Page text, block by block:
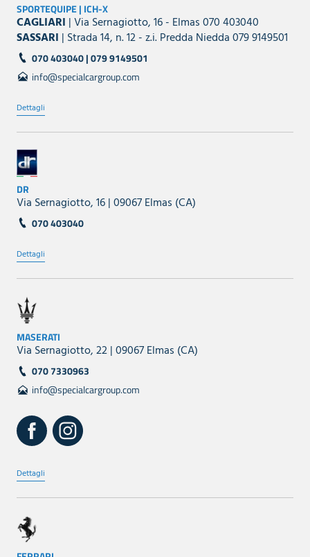
SPORTEQUIPE | ICH-X
CAGLIARI | Via Sernagiotto, 16 - Elmas 070 403040
SASSARI | Strada 14, n. 12 - z.i. Predda Niedda 079 9149501
070 403040 | 079 9149501
info@specialcargroup.com
Dettagli
DR
Via Sernagiotto, 16 | 09067 Elmas (CA)
070 403040
Dettagli
MASERATI
Via Sernagiotto, 22 | 09067 Elmas (CA)
070 7330963
info@specialcargroup.com
Dettagli